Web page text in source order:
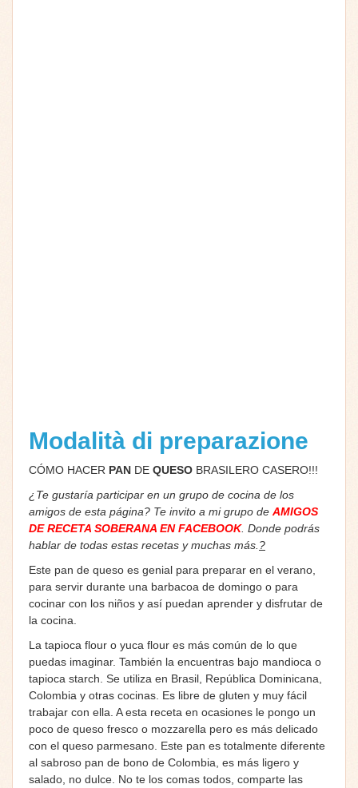
Modalità di preparazione
CÓMO HACER PAN DE QUESO BRASILERO CASERO!!!
¿Te gustaría participar en un grupo de cocina de los
amigos de esta página? Te invito a mi grupo de AMIGOS
DE RECETA SOBERANA EN FACEBOOK. Donde podrás
hablar de todas estas recetas y muchas más. ?
Este pan de queso es genial para preparar en el verano,
para servir durante una barbacoa de domingo o para
cocinar con los niños y así puedan aprender y disfrutar de
la cocina.
La tapioca flour o yuca flour es más común de lo que
puedas imaginar. También la encuentras bajo mandioca o
tapioca starch. Se utiliza en Brasil, República Dominicana,
Colombia y otras cocinas. Es libre de gluten y muy fácil
trabajar con ella. A esta receta en ocasiones le pongo un
poco de queso fresco o mozzarella pero es más delicado
con el queso parmesano. Este pan es totalmente diferente
al sabroso pan de bono de Colombia, es más ligero y
salado, no dulce. No te los comas todos, comparte las